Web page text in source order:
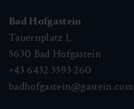
Bad Hofgastein
Tauernplatz 1,
5630 Bad Hofgastein
+43 6432 3393 260
badhofgastein@gastein.com